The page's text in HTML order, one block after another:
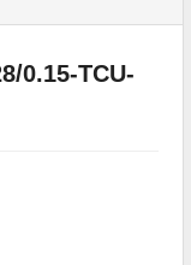
0.15-TCU-